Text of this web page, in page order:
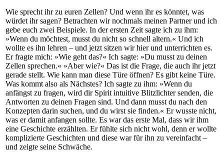
Wie sprecht ihr zu euren Zellen? Und wenn ihr es könntet, was
würdet ihr sagen? Betrachten wir nochmals meinen Partner und ich
gebe euch zwei Beispiele. In der ersten Zeit sagte ich zu ihm:
»Wenn du möchtest, musst du nicht so schnell altern.« Und ich
wollte es ihn lehren – und jetzt sitzen wir hier und unterrichten es.
Er fragte mich: »Wie geht das?« Ich sagte: »Du musst zu deinen
Zellen sprechen.« »Aber wie?« Das ist die Frage, die auch ihr jetzt
gerade stellt. Wie kann man diese Türe öffnen? Es gibt keine Türe.
Was kommt also als Nächstes? Ich sagte zu ihm: »Wenn du
anfängst zu fragen, wird dir Spirit intuitive Blitzlichter senden, die
Antworten zu deinen Fragen sind. Und dann musst du nach den
Konzepten darin suchen, und du wirst sie finden.« Er wusste nicht,
was er damit anfangen sollte. Es war das erste Mal, dass wir ihm
eine Geschichte erzählten. Er fühlte sich nicht wohl, denn er wollte
komplizierte Geschichten und diese war für ihn zu vereinfacht –
und zeigte seine Schwäche.